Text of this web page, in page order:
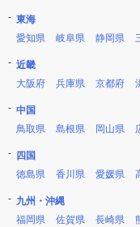
東海
愛知県
岐阜県 静岡県
近畿
大阪府
兵庫県 京都府
中国
鳥取県
島根県 岡山県
四国
徳島県
香川県 愛媛県
九州・沖縄
福岡県
佐賀県 長崎県